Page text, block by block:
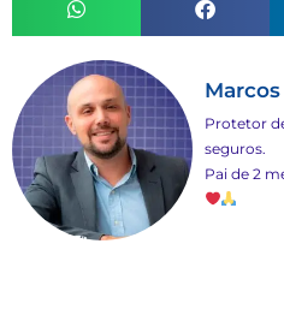
Protetor
seguros.
Pai de 2